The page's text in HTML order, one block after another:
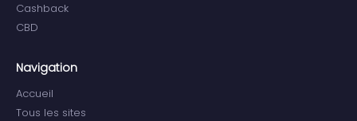
Cashback
CBD
Navigation
Accueil
Tous les sites